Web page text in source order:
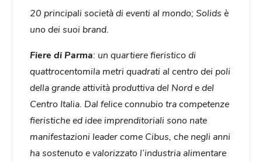
20 principali società di eventi al mondo; Solids è
uno dei suoi brand.
Fiere di Parma: un quartiere fieristico di
quattrocentomila metri quadrati al centro dei poli
della grande attività produttiva del Nord e del
Centro Italia. Dal felice connubio tra competenze
fieristiche ed idee imprenditoriali sono nate
manifestazioni leader come Cibus, che negli anni
ha sostenuto e valorizzato l’industria alimentare